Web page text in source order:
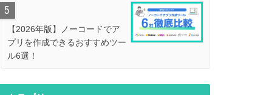
【2026年版】ノーコードでア
プリを作成できるおすすめツー
ル6選！